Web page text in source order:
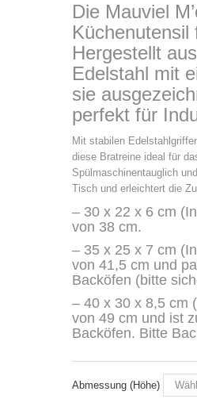
Die Mauviel
Küchenutensil
Hergestellt
Edelstahl mit
sie
perfekt für
Mit stabilen
diese Bratreine ideal für
Spülmaschinentauglich
Tisch und erleichtert die
– 30 x 22 x 6 cm
von 38 cm.
– 35 x 25 x 7 cm
von 41,5 cm und
Backöfen (bitte
– 40 x 30 x 8,5 cm
von 49 cm und ist
Backöfen. Bitte
Abmessung (Höhe)